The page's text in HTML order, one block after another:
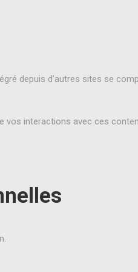
depuis d’autres sites se
vos interactions avec ces